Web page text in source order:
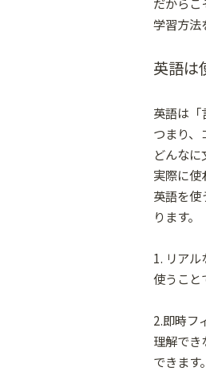
学習方法
英語は
英語は「
つまり、
どんなに
実際に使
英語を使
ります。
1. リア
使うこと
2.即時フ
理解でき
できます。